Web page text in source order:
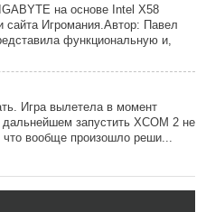
на основе Intel X58
сайта Игромания.Автор: Павел
функциональную и,
Игра вылетела в момент
дальнейшем запустить XCOM 2 не
что вообще произошло реши...